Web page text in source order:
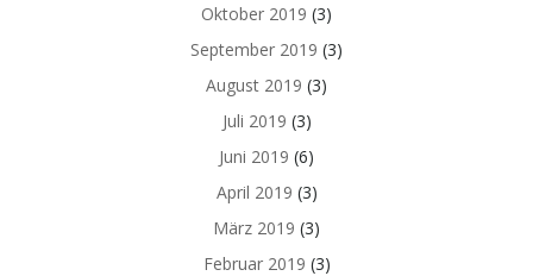
Oktober 2019 (3)
September 2019 (3)
August 2019 (3)
Juli 2019 (3)
Juni 2019 (6)
April 2019 (3)
März 2019 (3)
Februar 2019 (3)